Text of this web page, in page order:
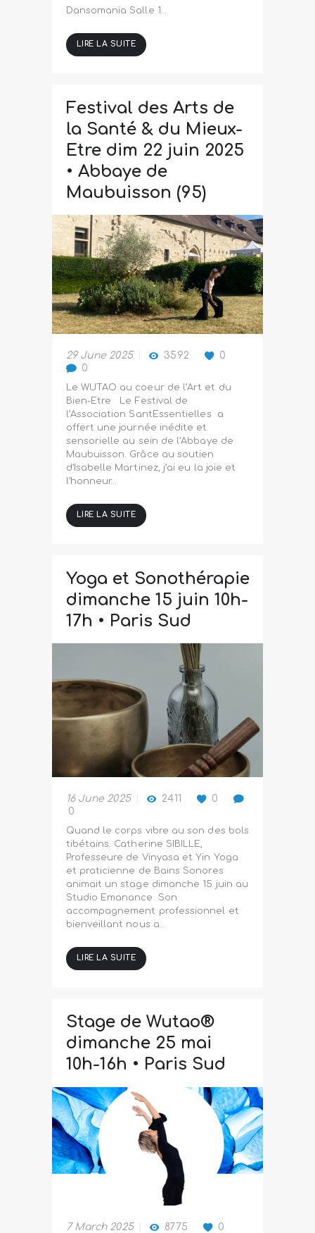
Dansomania Salle 1…
LIRE LA SUITE
Festival des Arts de
la Santé & du Mieux-
Etre dim 22 juin 2025
• Abbaye de
Maubuisson (95)
29 June 2025 3592
0
0
Le WUTAO au coeur de l’Art et du
Bien-Etre Le Festival de
l’Association SantEssentielles a
offert une journée inédite et
sensorielle au sein de l’Abbaye de
Maubuisson. Grâce au soutien
d’Isabelle Martinez, j’ai eu la joie et
l’honneur…
LIRE LA SUITE
Yoga et Sonothérapie
dimanche 15 juin 10h-
17h • Paris Sud
16 June 2025 2411
0
0
Quand le corps vibre au son des bols
tibétains. Catherine SIBILLE,
Professeure de Vinyasa et Yin Yoga
et praticienne de Bains Sonores
animait un stage dimanche 15 juin au
Studio Emanance. Son
accompagnement professionnel et
bienveillant nous a…
LIRE LA SUITE
Stage de Wutao®
dimanche 25 mai
10h-16h • Paris Sud
7 March 2025 8775
0